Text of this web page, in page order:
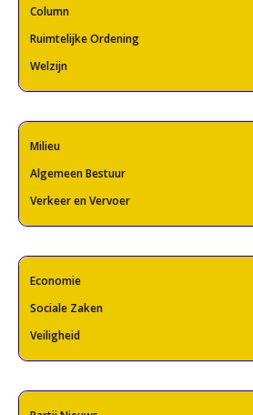
Column
Ruimtelijke Ordening
Welzijn
Milieu
Algemeen Bestuur
Verkeer en Vervoer
Economie
Sociale Zaken
Veiligheid